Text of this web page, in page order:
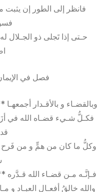
فانظر إلى الطور إن يثبت
حـتى إذا تَجلى ذو
فصل في
وبالقضـاء و بالأقـدار
فكـلُّ شـيء قضـاه الله في
وكلُّ ما كان من همٍّ و من
فـإنَّـه مـن قضـاء الله قـدَّره
والله خالقُ أفعـال العبـاد و